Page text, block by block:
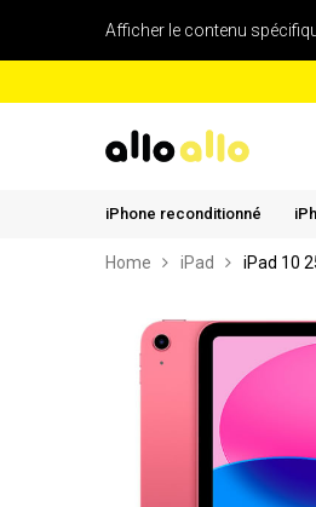
Afficher le contenu
iPhone reconditionné
Home iPad iPad 10